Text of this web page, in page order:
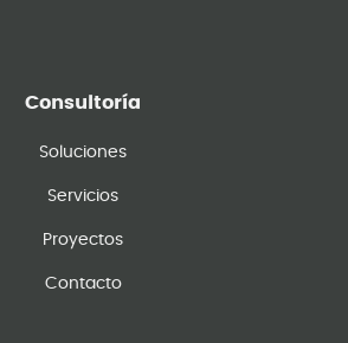
Consultoría
Soluciones
Servicios
Proyectos
Contacto